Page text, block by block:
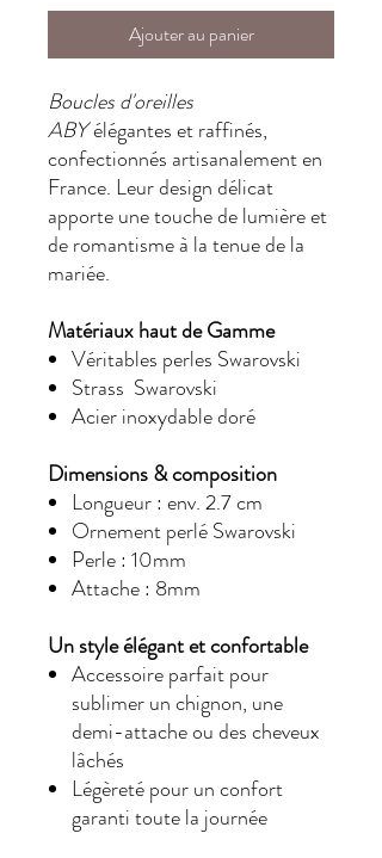
Ajouter au panier
Boucles d'oreilles
ABYélégantes et raffinés,
confectionnés artisanalement en
France. Leur design délicat
apporte une touche de lumière et
de romantisme à la tenue de la
mariée.
Matériaux haut de Gamme
Véritables perles Swarovski
Strass Swarovski
Acier inoxydable doré
Dimensions & composition
Longueur : env. 2.7 cm
Ornement perlé Swarovski
Perle : 10mm
Attache : 8mm
Un style élégant et confortable
Accessoire parfait pour
sublimer un chignon, une
demi-attache ou des cheveux
lâchés
Légèreté pour un confort
garanti toute la journée